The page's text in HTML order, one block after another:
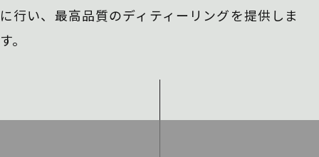
に行い、 最高品質のディティーリングを提供しま
す。